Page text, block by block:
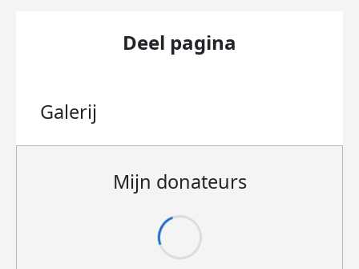
Deel pagina
Galerij
Mijn donateurs